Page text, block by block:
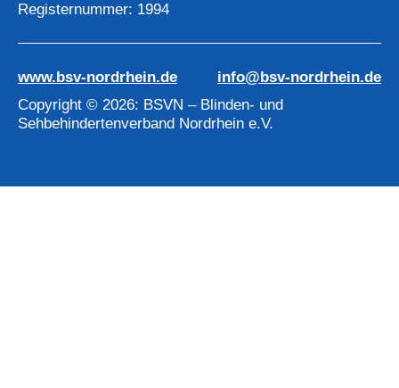
Registernummer: 1994
www.bsv-nordrhein.de
info@bsv-nordrhein.de
Copyright © 2026: BSVN – Blinden- und
Sehbehindertenverband Nordrhein e.V.